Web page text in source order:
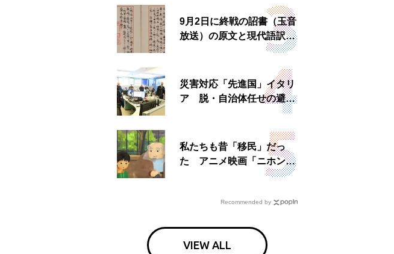
9月2日に終戦の詔書（玉音
放送）の原文と現代語訳を
読む もう一つの「終戦の
災害対応「先進国」イタリ
ア 脱・自治体任せの避難
所運営、被災者への温かい
私たちも昔「移民」だっ
た アニメ映画「ニホンジ
Recommended by
VIEW ALL